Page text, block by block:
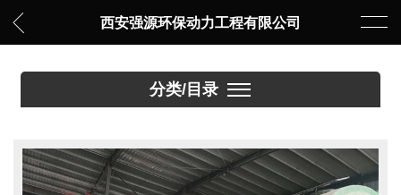
西安强源环保动力工程有限公司
分类/目录